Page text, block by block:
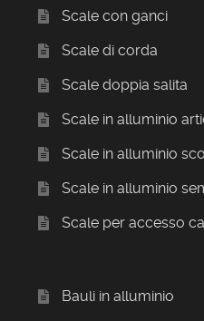
Scale con ganci
Scale di corda
Scale doppia salita
Scale in alluminio
Scale in alluminio
Scale in alluminio
Scale per accesso
Bauli in alluminio